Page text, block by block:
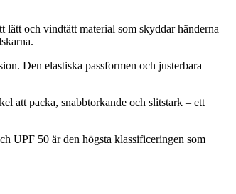
och vindtätt material som skyddar händerna
Den elastiska passformen och justerbara
att packa, snabbtorkande och slitstark – ett
UPF 50 är den högsta klassificeringen som